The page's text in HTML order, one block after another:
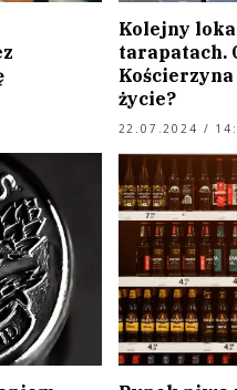
Kolejny
tarapatach.
życie?
22.07.2024 /